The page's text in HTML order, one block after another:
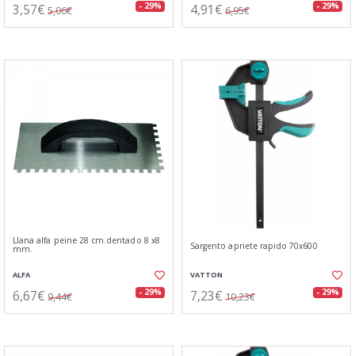
3,57€ 5,06€ - 29% 4,91€ 6,95€ - 29%
Llana alfa peine 28 cm.dentado 8 x8
mm.
ALFA
6,67€ 9,44€ - 29%
Sargento apriete rapido 70x600
VATTON
7,23€ 10,23€ - 29%